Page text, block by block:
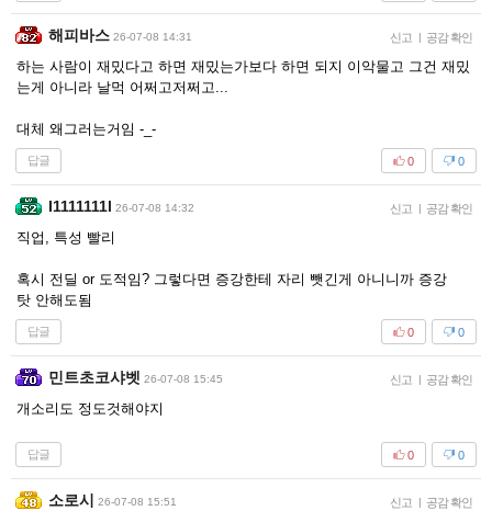
해피바스 26-07-08 14:31 신고 | 공감 확인
하는 사람이 재밌다고 하면 재밌는가보다 하면 되지 이악물고 그건 재밌
는게 아니라 날먹 어쩌고저쩌고...
대체 왜그러는거임 -_-
답글 0
0
I1111111l 26-07-08 14:32 신고 | 공감 확인
직업, 특성 빨리
혹시 전딜 or 도적임? 그렇다면 증강한테 자리 뺏긴게 아니니까 증강
탓 안해도됨
답글 0
0
민트초코샤벳 26-07-08 15:45 신고 | 공감 확인
개소리도 정도것해야지
답글 0
0
소로시 26-07-08 15:51 신고 | 공감 확인